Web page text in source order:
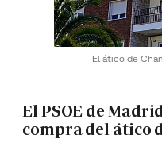
El ático de
El PSOE de
compra del ático